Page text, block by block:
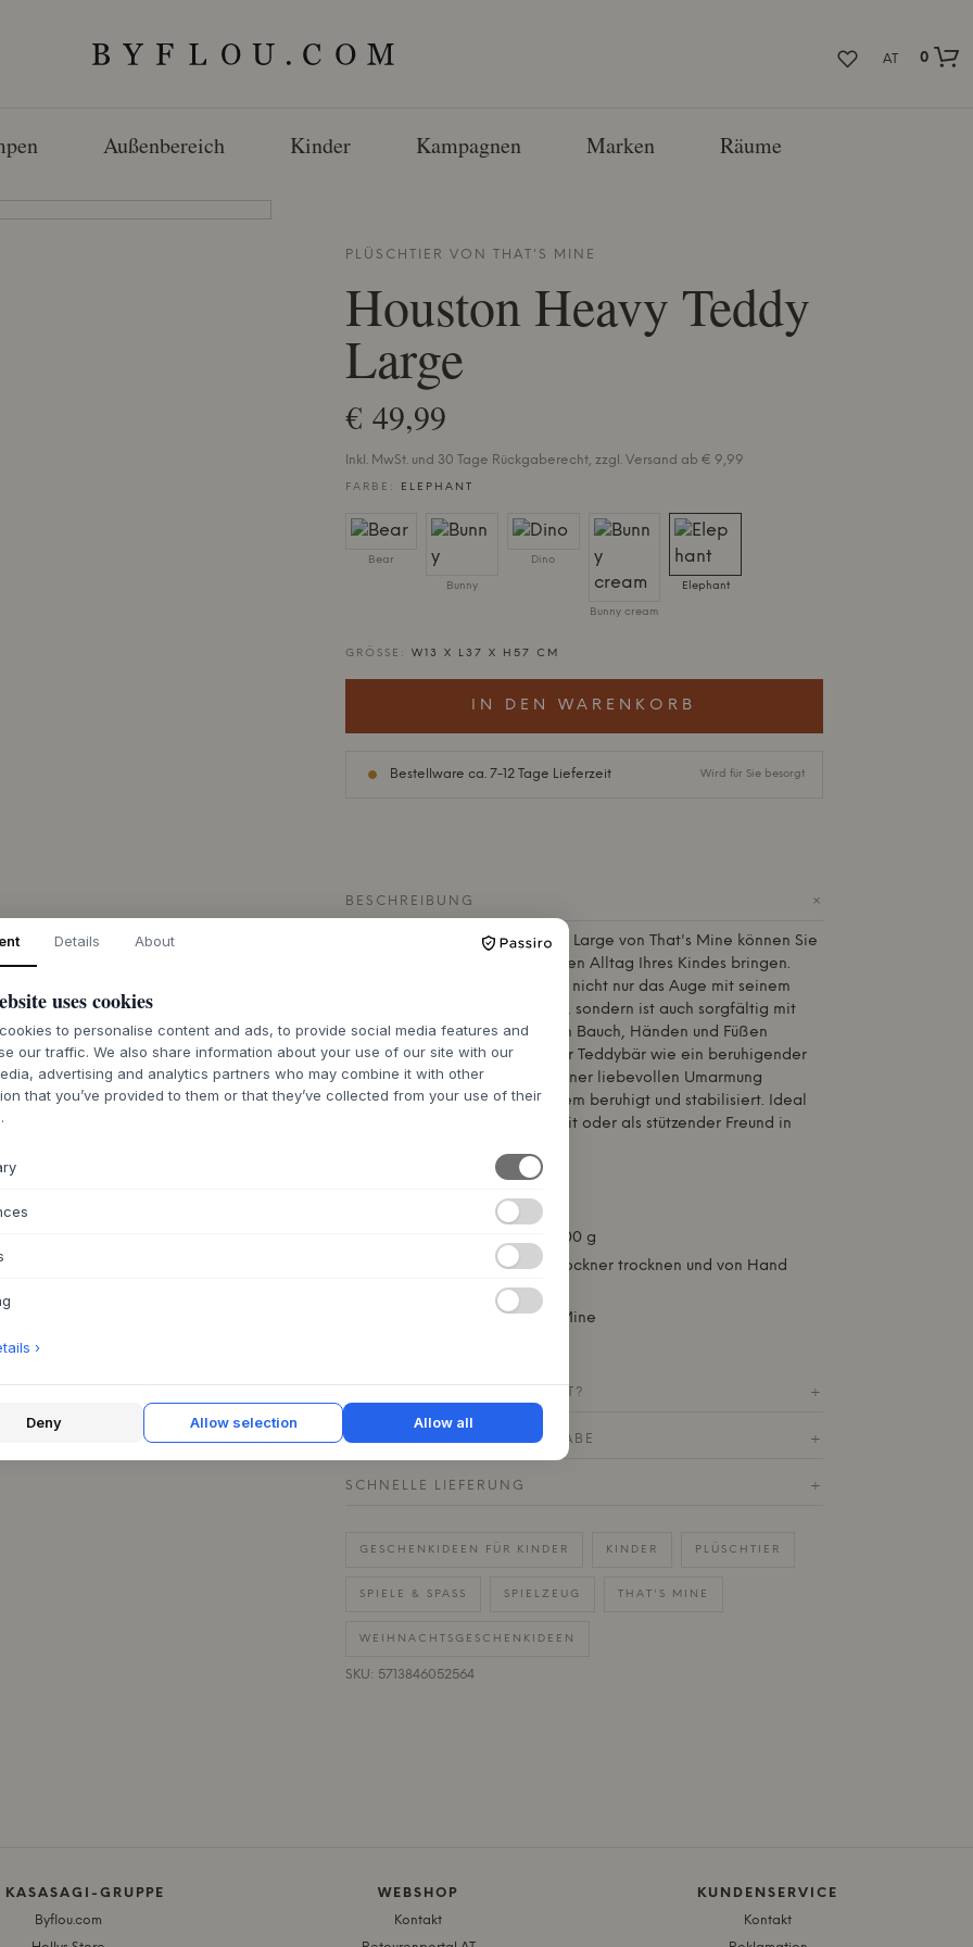
AT 0
Außenbereich Kinder Kampagnen Marken Räume
PLÜSCHTIER VON THAT'S MINE
Houston Heavy Teddy
Large
€ 49,99
Inkl. MwSt. und 30 Tage Rückgaberecht, zzgl. Versand ab € 9,99
FARBE: ELEPHANT
Bear
Bunny
Dino
Bunny cream
Elephant
GRÖSSE: W13 X L37 X H57 CM
IN DEN WARENKORB
Bestellware ca. 7-12 Tage Lieferzeit Wird für Sie besorgt
BESCHREIBUNG +
Mit dem Houston Heavy Teddy Large von That's Mine können Sie
Wärme und Geborgenheit in den Alltag Ihres Kindes bringen.
Dieser große Teddybär erfreut nicht nur das Auge mit seinem
weichen, liebevollen Ausdruck, sondern ist auch sorgfältig mit
einem zusätzlichen Gewicht an Bauch, Händen und Füßen
ausgestattet. Dadurch wirkt der Teddybär wie ein beruhigender
Kuschelbär, der die Wirkung einer liebevollen Umarmung
nachahmt und das Nervensystem beruhigt und stabilisiert. Ideal
für den Einsatz zur Schlafenszeit oder als stützender Freund in
100% Polyester
Es wiegt 800 g
Nicht im Trockner trocknen und von Hand
Originalentwurf von That's Mine
FRAGE ZU DIESEM PRODUKT? +
30 TAGE EINFACHE RÜCKGABE +
SCHNELLE LIEFERUNG +
GESCHENKIDEEN FÜR KINDER KINDER PLÜSCHTIER
SPIELE & SPASS SPIELZEUG THAT'S MINE
WEIHNACHTSGESCHENKIDEEN
SKU: 5713846052564
KASASAGI-GRUPPE
Byflou.com
WEBSHOP
Kontakt
KUNDENSERVICE
Kontakt
Details About
uses cookies
to personalise content and ads, to provide social media features and
our traffic. We also share information about your use of our site with our
advertising and analytics partners who may combine it with other
that you’ve provided to them or that they’ve collected from your use of their
›
Deny Allow selection Allow all